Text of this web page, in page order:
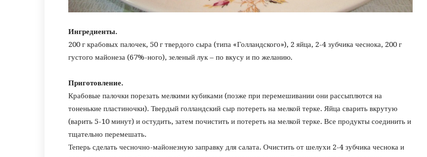
Ингредиенты.
200 г крабовых палочек, 50 г твердого сыра (типа «Голландского»), 2 яйца, 2-4 зубчика чеснока, 200 г
густого майонеза (67%-ного), зеленый лук – по вкусу и по желанию.
Приготовление.
Крабовые палочки порезать мелкими кубиками (позже при перемешивании они рассыплются на
тоненькие пластиночки). Твердый голландский сыр потереть на мелкой терке. Яйца сварить вкрутую
(варить 5-10 минут) и остудить, затем почистить и потереть на мелкой терке. Все продукты соединить и
тщательно перемешать.
Теперь сделать чесночно-майонезную заправку для салата. Очистить от шелухи 2-4 зубчика чеснока и